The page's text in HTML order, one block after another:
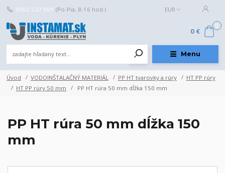
Menu
EUR
0902 527 909 (Po-Pia, 8-16 hod.)
0
0 €
Úvod VODOINŠTALAČNÝ MATERIÁL PP HT tvarovky a rúry
HT PP rúry
HT PP rúry 50 mm
PP HT rúra 50 mm dĺžka 150 mm
PP HT rúra 50 mm dĺžka 150
mm